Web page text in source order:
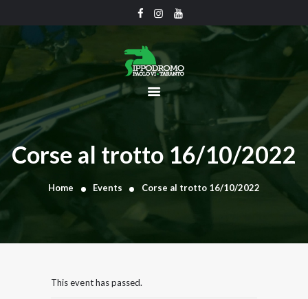
Corse al trotto 16/10/2022
Home Events Corse al trotto 16/10/2022
CHI SIAMO
CALENDARIO
UFFICIO TECNICO
CLASSIFICHE
GRAN PREMI
This event has passed.